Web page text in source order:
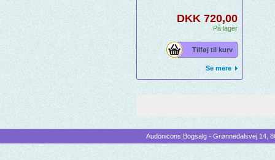
DKK 720,00
På lager
Tilføj til kurv
Se mere
Audonicons Bogsalg - Grønnedalsvej 14,